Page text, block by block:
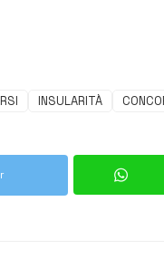
INSULARITÀ